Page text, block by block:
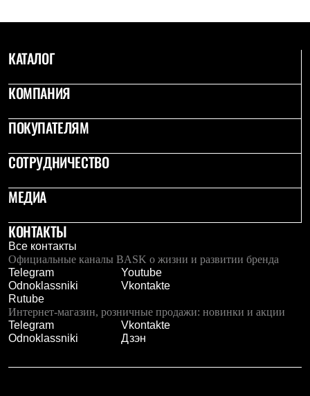
КАТАЛОГ
КОМПАНИЯ
ПОКУПАТЕЛЯМ
СОТРУДНИЧЕСТВО
МЕДИА
КОНТАКТЫ
Все контакты
Официальные каналы BASK о жизни и развитии бренда
Telegram
Youtube
Odnoklassniki
Vkontakte
Rutube
Интернет-магазин, розничные продажи: новинки и акции
Telegram
Vkontakte
Odnoklassniki
Дзэн